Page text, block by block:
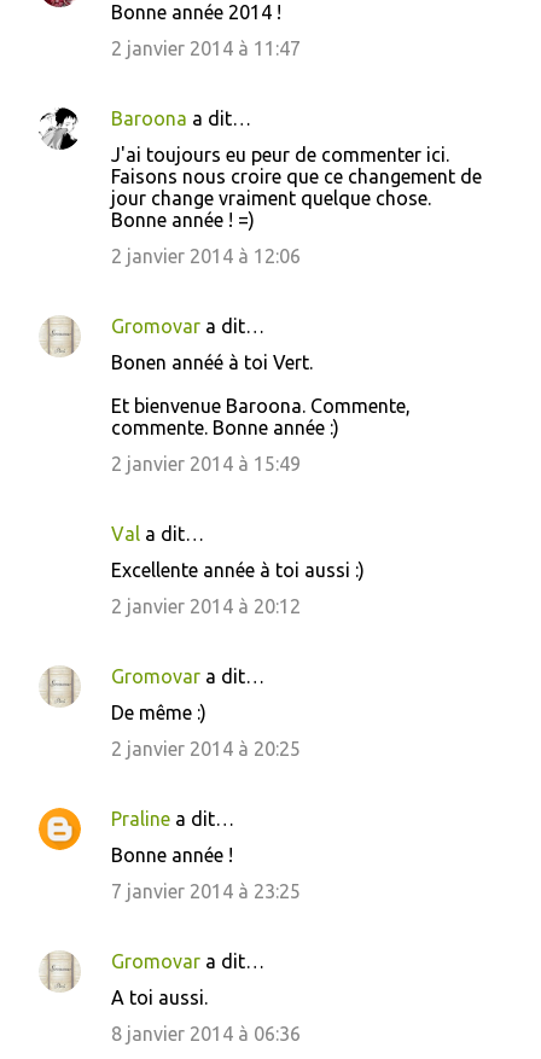
Bonne année 2014 !
2 janvier 2014 à 11:47
Baroona a dit…
J'ai toujours eu peur de commenter ici.
Faisons nous croire que ce changement de
jour change vraiment quelque chose.
Bonne année ! =)
2 janvier 2014 à 12:06
Gromovar a dit…
Bonen annéé à toi Vert.
Et bienvenue Baroona. Commente,
commente. Bonne année :)
2 janvier 2014 à 15:49
Val a dit…
Excellente année à toi aussi :)
2 janvier 2014 à 20:12
Gromovar a dit…
De même :)
2 janvier 2014 à 20:25
Praline a dit…
Bonne année !
7 janvier 2014 à 23:25
Gromovar a dit…
A toi aussi.
8 janvier 2014 à 06:36